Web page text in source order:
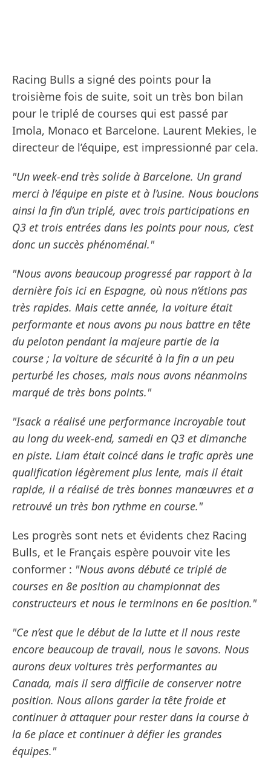
Racing Bulls a signé des points pour la
troisième fois de suite, soit un très bon bilan
pour le triplé de courses qui est passé par
Imola, Monaco et Barcelone. Laurent Mekies, le
directeur de l’équipe, est impressionné par cela.
"Un week-end très solide à Barcelone. Un grand
merci à l’équipe en piste et à l’usine. Nous bouclons
ainsi la fin d’un triplé, avec trois participations en
Q3 et trois entrées dans les points pour nous, c’est
donc un succès phénoménal."
"Nous avons beaucoup progressé par rapport à la
dernière fois ici en Espagne, où nous n’étions pas
très rapides. Mais cette année, la voiture était
performante et nous avons pu nous battre en tête
du peloton pendant la majeure partie de la
course ; la voiture de sécurité à la fin a un peu
perturbé les choses, mais nous avons néanmoins
marqué de très bons points."
"Isack a réalisé une performance incroyable tout
au long du week-end, samedi en Q3 et dimanche
en piste. Liam était coincé dans le trafic après une
qualification légèrement plus lente, mais il était
rapide, il a réalisé de très bonnes manœuvres et a
retrouvé un très bon rythme en course."
Les progrès sont nets et évidents chez Racing
Bulls, et le Français espère pouvoir vite les
conformer : "Nous avons débuté ce triplé de
courses en 8e position au championnat des
constructeurs et nous le terminons en 6e position."
"Ce n’est que le début de la lutte et il nous reste
encore beaucoup de travail, nous le savons. Nous
aurons deux voitures très performantes au
Canada, mais il sera difficile de conserver notre
position. Nous allons garder la tête froide et
continuer à attaquer pour rester dans la course à
la 6e place et continuer à défier les grandes
équipes."